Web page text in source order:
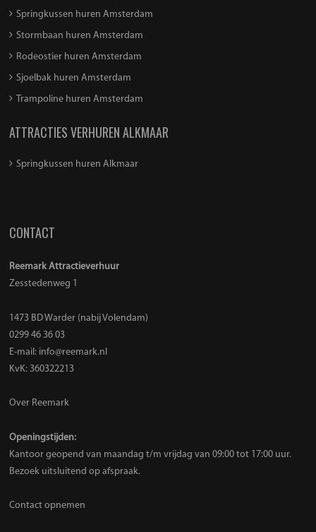
Springkussen huren Amsterdam
Stormbaan huren Amsterdam
Rodeostier huren Amsterdam
Sjoelbak huren Amsterdam
Trampoline huren Amsterdam
ATTRACTIES VERHUREN ALKMAAR
Springkussen huren Alkmaar
CONTACT
Reemark Attractieverhuur
Zesstedenweg 1
1473 BD Warder (nabij Volendam)
0299 46 36 03
E-mail: info@reemark.nl
KvK: 360322213
Over Reemark
Openingstijden:
Kantoor geopend van maandag t/m vrijdag van 09:00 tot 17:00 uur.
Bezoek uitsluitend op afspraak.
Contact opnemen